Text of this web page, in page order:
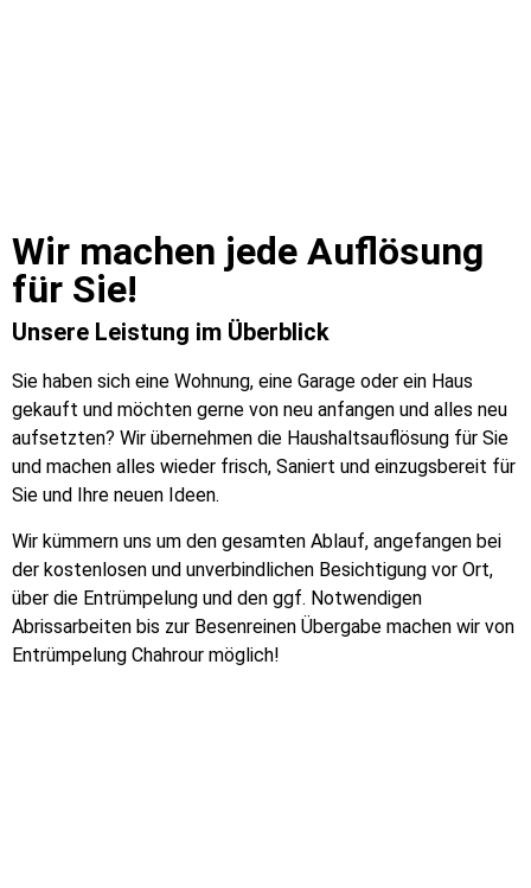
Wir machen jede Auflösung
für Sie!​
Unsere Leistung im Überblick
Sie haben sich eine Wohnung, eine Garage oder ein Haus
gekauft und möchten gerne von neu anfangen und alles neu
aufsetzten? Wir übernehmen die Haushaltsauflösung für Sie
und machen alles wieder frisch, Saniert und einzugsbereit für
Sie und Ihre neuen Ideen.
Wir kümmern uns um den gesamten Ablauf, angefangen bei
der kostenlosen und unverbindlichen Besichtigung vor Ort,
über die Entrümpelung und den ggf. Notwendigen
Abrissarbeiten bis zur Besenreinen Übergabe machen wir von
Entrümpelung Chahrour möglich!